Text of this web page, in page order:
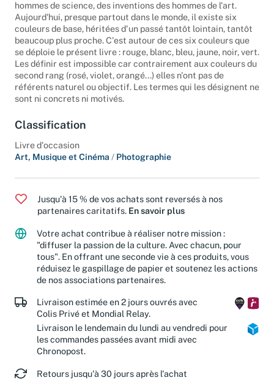
symboles instaurés par les religions, des spéculations des
hommes de science, des inventions des hommes de l'art.
Aujourd'hui, presque partout dans le monde, il existe six
couleurs de base, héritées d'un passé tantôt lointain, tantôt
beaucoup plus proche. C'est autour de ces six couleurs que
se déploie le présent livre : rouge, blanc, bleu, jaune, noir, vert.
Les définir est impossible car contrairement aux couleurs du
second rang (rosé, violet, orangé...) elles n'ont pas de
référents naturel ou objectif. Les termes qui les désignent ne
Classification
Livre d'occasion
Jusqu'à 15 % de vos achats sont reversés à nos
partenaires caritatifs.
En savoir plus
Votre achat contribue à réaliser notre mission :
"diffuser la passion de la culture. Avec chacun, pour
tous". En offrant une seconde vie à ces produits, vous
réduisez le gaspillage de papier et soutenez les actions
de nos associations partenaires.
Livraison estimée en 2 jours ouvrés avec
Colis Privé et Mondial Relay.
Livraison le lendemain du lundi au vendredi pour
les commandes passées avant midi avec
Retours jusqu'à 30 jours après l'achat